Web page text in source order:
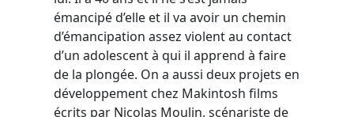
émancipé d’elle et il va avoir un chemin
d’émancipation assez violent au contact
d’un adolescent à qui il apprend à faire
de la plongée. On a aussi deux projets en
développement chez Makintosh films
écrits par Nicolas Moulin, scénariste de